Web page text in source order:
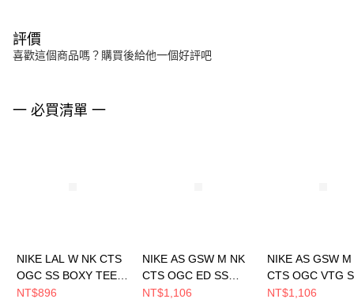
評價
喜歡這個商品嗎？購買後給他一個好評吧
一 必買清單 一
NIKE LAL W NK CTS
OGC SS BOXY TEE
女 短袖上衣
NT$896
NIKE AS GSW M NK
CTS OGC ED SS
MAX 男 短袖上衣
NT$1,106
NIKE AS GSW M
CTS OGC VTG
MAX 男 短袖上衣
NT$1,106